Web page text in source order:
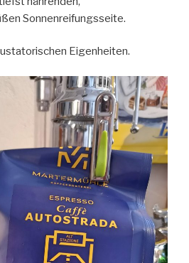
Sonnenreifungsseite.
Eigenheiten.